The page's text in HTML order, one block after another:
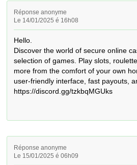
Réponse anonyme
Le 14/01/2025 é 16h08
Hello.
Discover the world of secure online
selection of games. Play slots,
more from the comfort of your own
user-friendly interface, fast payouts,
https://discord.gg/tzkbqMGUks
Réponse anonyme
Le 15/01/2025 é 06h09